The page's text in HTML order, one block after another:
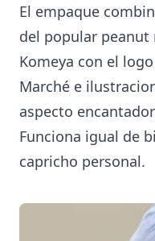
El empaque
del popular peanut
Komeya con el
Marché e
aspecto
Funciona igual de
capricho personal.